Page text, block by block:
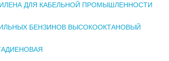
ДЛЯ КАБЕЛЬНОЙ ПРОМЫШЛЕННОСТИ
БЕНЗИНОВ ВЫСОКООКТАНОВЫЙ